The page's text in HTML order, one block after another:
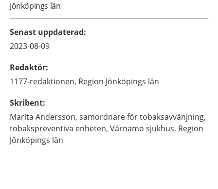
Jönköpings län
Senast uppdaterad:
2023-08-09
Redaktör:
1177-redaktionen, Region Jönköpings län
Skribent:
Marita Andersson, samordnare för tobaksavvänjning,
tobakspreventiva enheten, Värnamo sjukhus, Region
Jönköpings län